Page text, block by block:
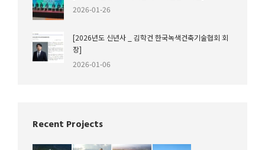
2026-01-26
[2026년도 신년사 _ 김학건 한국녹색건축기술협회 회
장]
2026-01-06
Recent Projects